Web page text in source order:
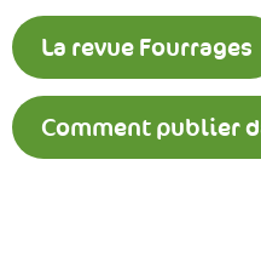
La revue Fourrages
Comment publier